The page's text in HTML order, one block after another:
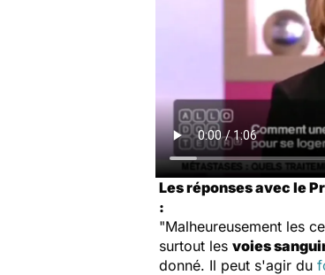
Les réponses avec le
:
"Malheureusement les
surtout les voies
donné. Il peut s'agir du